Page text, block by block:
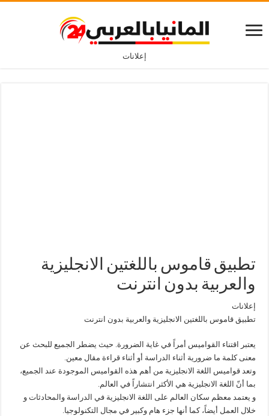
إعلانات
تطبيق قاموس باللغتين الانجليزية
والعربية بدون انترنت
إعلانات
تطبيق قاموس باللغتين الانجليزية والعربية بدون انترنت
يعتبر اقتناء القواميس أمراً في غاية الضرورة. حيث يضطر الجميع للبحث عن
معنى كلمة ما ضرورية أثناء الدراسة أو أثناء قراءة مقال معين.
وتعد قواميس اللغة الانجليزية من أهم هذه القواميس الموجودة عند الجميع،
بما أنّ اللغة الانجليزية هي الأكثر انتشاراً في العالم.
و يعتمد معظم سكان العالم على اللغة الانجليزية في الدراسة والمحادثات و
خلال العمل أيضاً، كما أنها جزء هام وكبير في مجال التكنولوجيا.